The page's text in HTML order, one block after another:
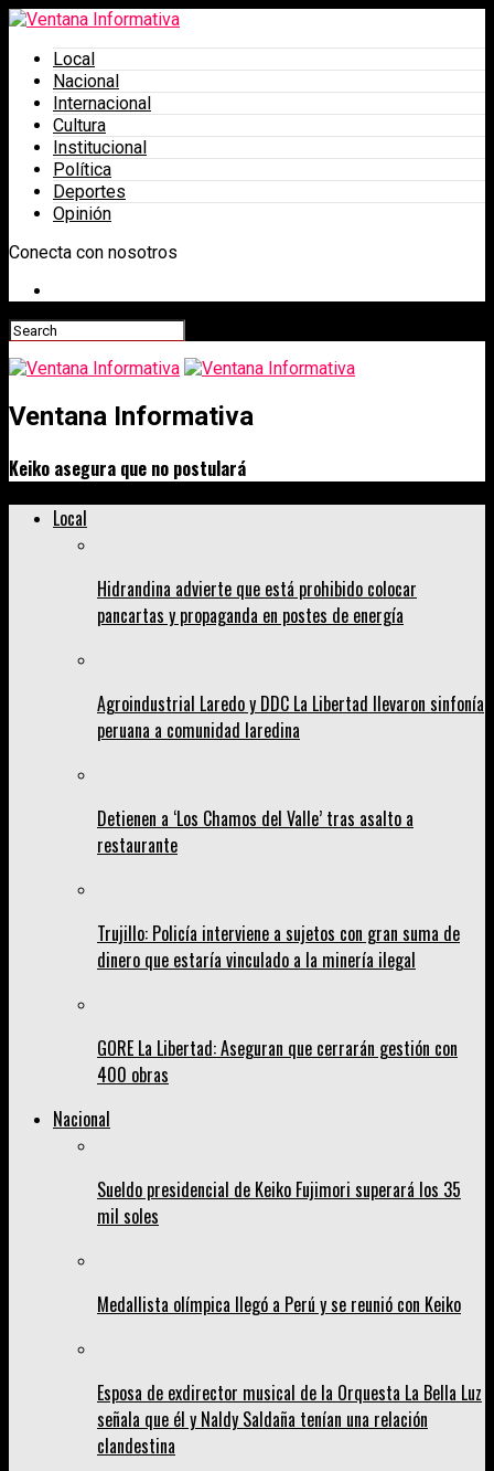
Local
Nacional
Internacional
Cultura
Institucional
Política
Deportes
Opinión
Conecta con nosotros
Ventana Informativa
Keiko asegura que no postulará
Local
Hidrandina advierte que está prohibido colocar
pancartas y propaganda en postes de energía
Agroindustrial Laredo y DDC La Libertad llevaron sinfonía
peruana a comunidad laredina
Detienen a ‘Los Chamos del Valle’ tras asalto a
restaurante
Trujillo: Policía interviene a sujetos con gran suma de
dinero que estaría vinculado a la minería ilegal
GORE La Libertad: Aseguran que cerrarán gestión con
400 obras
Nacional
Sueldo presidencial de Keiko Fujimori superará los 35
mil soles
Medallista olímpica llegó a Perú y se reunió con Keiko
Esposa de exdirector musical de la Orquesta La Bella Luz
señala que él y Naldy Saldaña tenían una relación
clandestina